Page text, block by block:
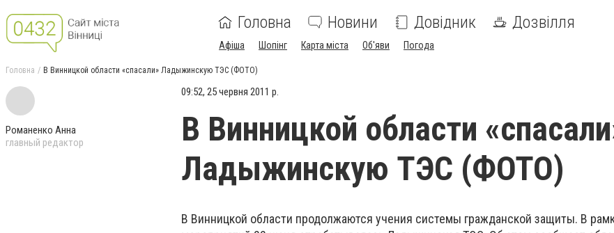
Головна Новини Довідник Дозвілля
Афіша Шопінг Карта міста Об'яви Погода
Головна В Винницкой области «спасали» Ладыжинскую ТЭС (ФОТО)
Романенко Анна
главный редактор
09:52, 25 червня 2011 р.
В Винницкой области
Ладыжинскую ТЭС (ФОТО)
В Винницкой области продолжаются учения системы гражданской защиты. В